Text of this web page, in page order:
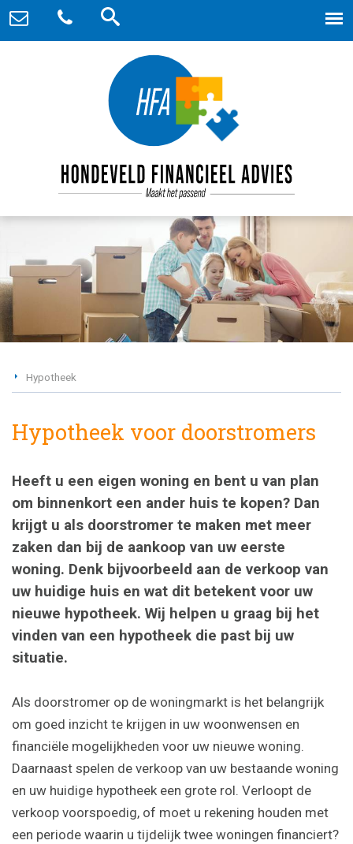
Hypotheek
Hypotheek voor doorstromers
Heeft u een eigen woning en bent u van plan
om binnenkort een ander huis te kopen? Dan
krijgt u als doorstromer te maken met meer
zaken dan bij de aankoop van uw eerste
woning. Denk bijvoorbeeld aan de verkoop van
uw huidige huis en wat dit betekent voor uw
nieuwe hypotheek. Wij helpen u graag bij het
vinden van een hypotheek die past bij uw
situatie.
Als doorstromer op de woningmarkt is het belangrijk
om goed inzicht te krijgen in uw woonwensen en
financiële mogelijkheden voor uw nieuwe woning.
Daarnaast spelen de verkoop van uw bestaande woning
en uw huidige hypotheek een grote rol. Verloopt de
verkoop voorspoedig, of moet u rekening houden met
een periode waarin u tijdelijk twee woningen financiert?